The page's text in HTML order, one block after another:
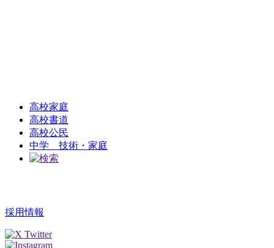
高校家庭
高校書道
高校公民
中学 技術・家庭
採用情報